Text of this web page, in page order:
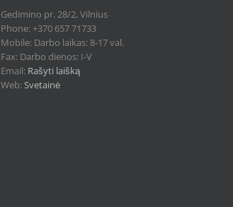
Gedimino pr. 28/2, Vilnius
Phone: +370 657 71733
Mobile: Darbo laikas: 8-17 val.
Fax: Darbo dienos: I-V
Email: Rašyti laišką
Web:Svetainė